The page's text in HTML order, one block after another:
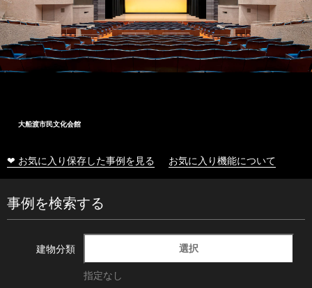
大船渡市民文化会館
❤ お気に入り保存した事例を見る お気に入り機能について
事例を検索する
建物分類 選択
指定なし